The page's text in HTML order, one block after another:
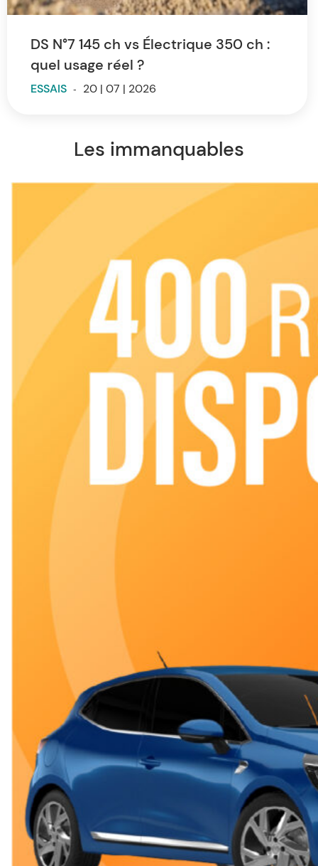
DS N°7 145 ch vs Électrique 350 ch :
quel usage réel ?
ESSAIS - 20 | 07 | 2026
Les immanquables